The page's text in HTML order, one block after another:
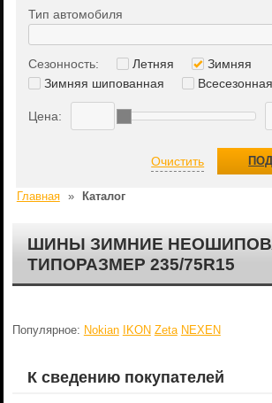
Главная » Каталог
ШИНЫ ЗИМНИЕ
ТИПОРАЗМЕР 235/75R15
Популярное: Nokian IKON Zeta NEXEN
К сведению покупателей
Тип автомобиля
Сезонность: Летняя
Зимняя
Зимняя шипованная
Всесезонная
Цена:
Очистить